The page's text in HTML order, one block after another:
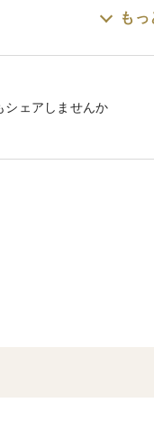
さのバランスがよ
ジューシーさ、フ
もっ
シェアしませんか